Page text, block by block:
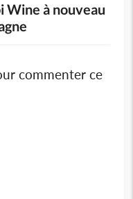
Wine à nouveau
commenter ce